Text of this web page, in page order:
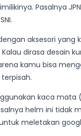
Pasalnya
aksesori yang
dirasa desain
kamu bisa
kaca mata
helm ini tidak
meletakan